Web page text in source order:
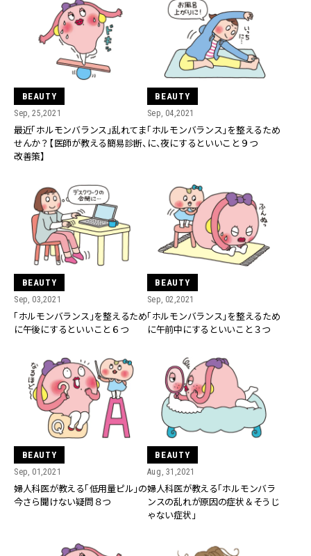
BEAUTY
Sep, 25,2021
最近「ホルモンバランス」乱れてま
せんか？【医師が教える簡易診断、
改善策】
BEAUTY
Sep, 04,2021
「ホルモンバランス」を整えるため
に、夜にするといいこと９つ
BEAUTY
Sep, 03,2021
「ホルモンバランス」を整えるため
に午後にするといいこと６つ
BEAUTY
Sep, 02,2021
「ホルモンバランス」を整えるため
に午前中にするといいこと３つ
BEAUTY
Sep, 01,2021
婦人科医が教える「低用量ピル」の
今さら聞けない疑問８つ
BEAUTY
Aug, 31,2021
婦人科医が教える「ホルモンバラ
ンスの乱れが原因の症状＆そうじ
ゃない症状」